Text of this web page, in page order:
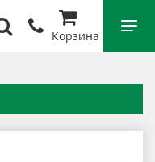
Корзина